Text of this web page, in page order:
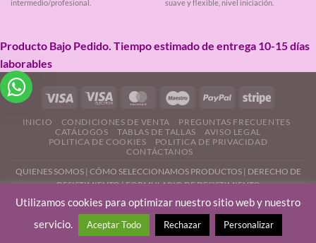
intermedio/profesional.
suave y flexible, nivel iniciación.
Producto Bajo Pedido. Tiempo estimado de entrega 10-15 días
laborables
INICIO CONDICIONES DE VENTA
PREGUNTAS FRECUENTES
CATÁLOGOS
TABLAS DE TALLAS
AVISO LEGAL
POLITICA DE COOKIES
POLITICA DE PRIVACIDAD
CONTÁCTANOS
QUIENES SOMOS| CÓMO SELECCIONAMOS PRODUCTOS| DERECHO DE
DESISTIMIENTO |FORMULARIO DE DESISTIMIENTO
Utilizamos cookies para optimizar nuestro sitio web y nuestro
servicio.
Aceptar Todo Rechazar Personalizar